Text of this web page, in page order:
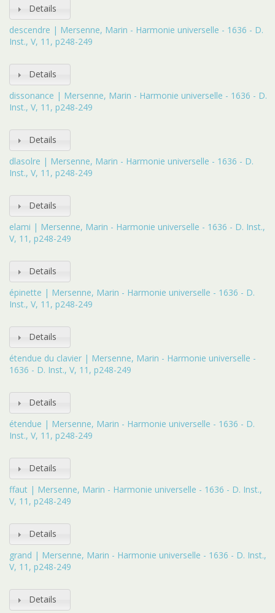
Details
descendre | Mersenne, Marin - Harmonie universelle - 1636 - D.
Inst., V, 11, p248-249
Details
dissonance | Mersenne, Marin - Harmonie universelle - 1636 - D.
Inst., V, 11, p248-249
Details
dlasolre | Mersenne, Marin - Harmonie universelle - 1636 - D.
Inst., V, 11, p248-249
Details
elami | Mersenne, Marin - Harmonie universelle - 1636 - D. Inst.,
V, 11, p248-249
Details
épinette | Mersenne, Marin - Harmonie universelle - 1636 - D.
Inst., V, 11, p248-249
Details
étendue du clavier | Mersenne, Marin - Harmonie universelle -
1636 - D. Inst., V, 11, p248-249
Details
étendue | Mersenne, Marin - Harmonie universelle - 1636 - D.
Inst., V, 11, p248-249
Details
ffaut | Mersenne, Marin - Harmonie universelle - 1636 - D. Inst.,
V, 11, p248-249
Details
grand | Mersenne, Marin - Harmonie universelle - 1636 - D. Inst.,
V, 11, p248-249
Details